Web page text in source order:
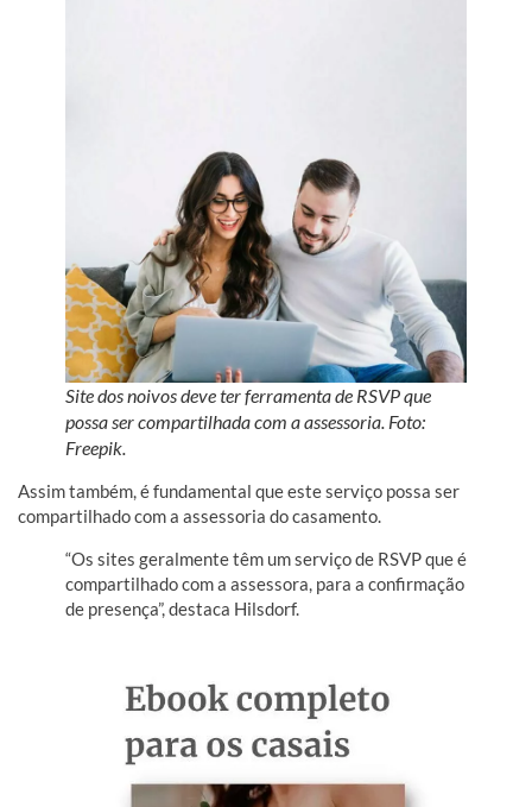
Site dos noivos deve ter ferramenta de RSVP que
possa ser compartilhada com a assessoria. Foto:
Freepik.
Assim também, é fundamental que este serviço possa ser
compartilhado com a assessoria do casamento.
“Os sites geralmente têm um serviço de RSVP que é
compartilhado com a assessora, para a confirmação
de presença”, destaca Hilsdorf.